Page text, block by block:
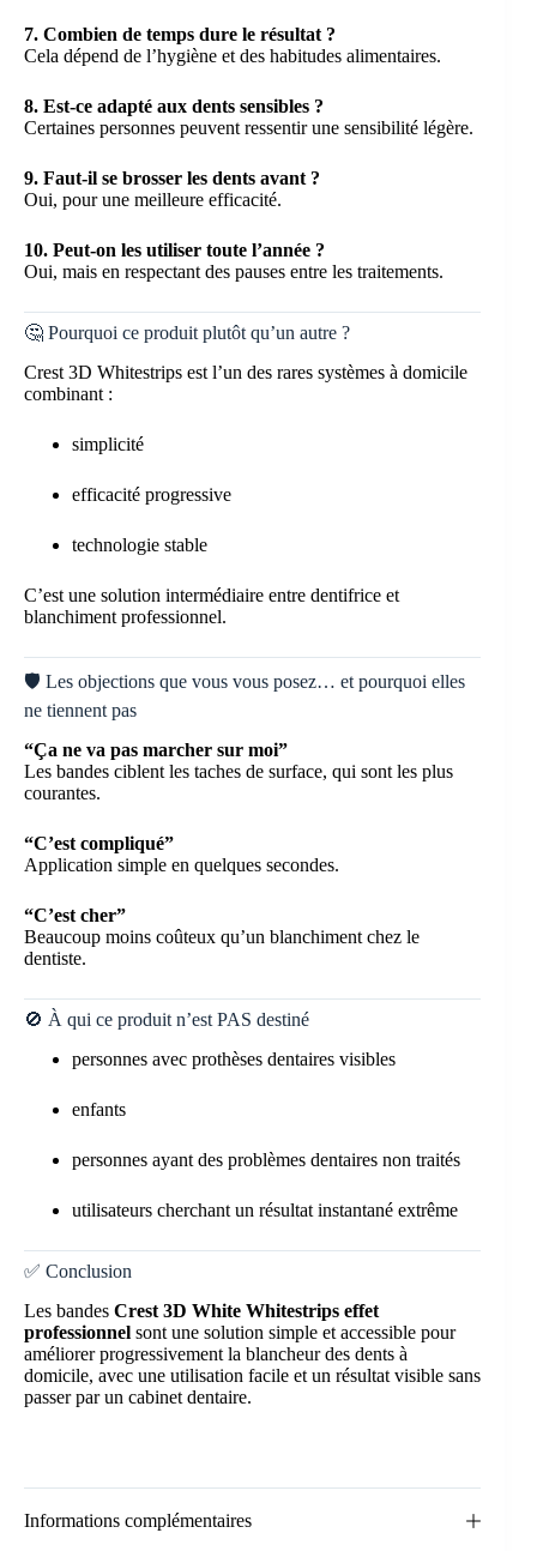
7. Combien de temps dure le résultat ?
Cela dépend de l’hygiène et des habitudes alimentaires.
8. Est-ce adapté aux dents sensibles ?
Certaines personnes peuvent ressentir une sensibilité légère.
9. Faut-il se brosser les dents avant ?
Oui, pour une meilleure efficacité.
10. Peut-on les utiliser toute l’année ?
Oui, mais en respectant des pauses entre les traitements.
🤔 Pourquoi ce produit plutôt qu’un autre ?
Crest 3D Whitestrips est l’un des rares systèmes à domicile
combinant :
simplicité
efficacité progressive
technologie stable
C’est une solution intermédiaire entre dentifrice et
blanchiment professionnel.
🛡️ Les objections que vous vous posez… et pourquoi elles
ne tiennent pas
“Ça ne va pas marcher sur moi”
Les bandes ciblent les taches de surface, qui sont les plus
courantes.
“C’est compliqué”
Application simple en quelques secondes.
“C’est cher”
Beaucoup moins coûteux qu’un blanchiment chez le
dentiste.
🚫 À qui ce produit n’est PAS destiné
personnes avec prothèses dentaires visibles
enfants
personnes ayant des problèmes dentaires non traités
utilisateurs cherchant un résultat instantané extrême
✅ Conclusion
Les bandes Crest 3D White Whitestrips effet
professionnel sont une solution simple et accessible pour
améliorer progressivement la blancheur des dents à
domicile, avec une utilisation facile et un résultat visible sans
passer par un cabinet dentaire.
Informations complémentaires